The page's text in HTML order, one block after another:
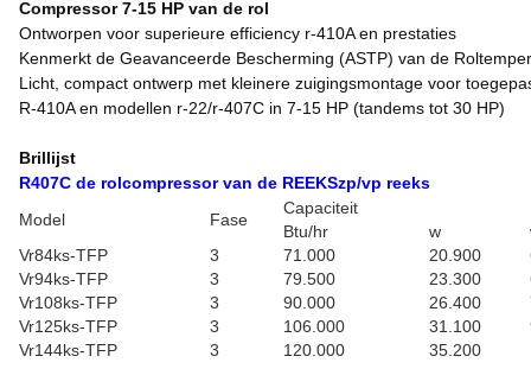
Compressor 7-15 HP van de rol
Ontworpen voor superieure efficiency r-410A en prestaties
Kenmerkt de Geavanceerde Bescherming (ASTP) van de
Licht, compact ontwerp met kleinere zuigingsmontage voor
R-410A en modellen r-22/r-407C in 7-15 HP (tandems tot 30 HP)
Brillijst
R407C de rolcompressor van de REEKSzp/vp reeks
Model
Fase
Capaciteit
Btu/hr
w
Vr84ks-TFP
3 71.000 20.900
Vr94ks-TFP
3 79.500 23.300
Vr108ks-TFP
3 90.000 26.400
Vr125ks-TFP
3 106.000 31.100
Vr144ks-TFP
3 120.000 35.200